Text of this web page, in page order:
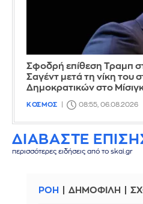
Σφοδρή επίθεση Τραμπ
Σαγέντ μετά τη νίκη του
Δημοκρατικών στο
ΚΟΣΜΟΣ 08:55, 06.08.2026
ΔΙΑΒΑΣΤΕ
περισσότερες ειδήσεις από το skai.gr
ΡΟΗ ΔΗΜΟΦΙΛΗ